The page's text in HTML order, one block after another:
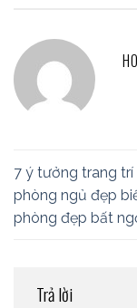
7 ý tưởng trang trí
phòng ngủ đẹp
phòng đẹp bất
Trả lời